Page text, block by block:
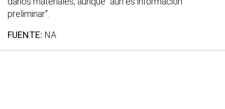
preliminar".
FUENTE: NA